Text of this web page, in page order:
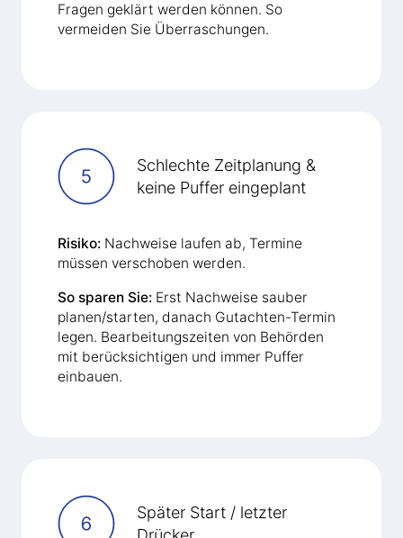
Fragen geklärt werden können. So
vermeiden Sie Überraschungen.
Schlechte Zeitplanung &
keine Puffer eingeplant
Risiko: Nachweise laufen ab, Termine
müssen verschoben werden.
So sparen Sie: Erst Nachweise sauber
planen/starten, danach Gutachten-Termin
legen. Bearbeitungszeiten von Behörden
mit berücksichtigen und immer Puffer
einbauen.
Später Start / letzter